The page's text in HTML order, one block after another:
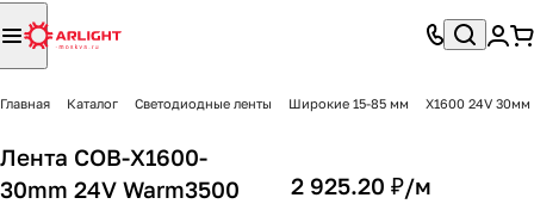
Главная Каталог Светодиодные ленты Широкие 15-85 мм X1600 24V
Лента COB-X1600-
30mm 24V Warm3500
2 925.20 ₽/м